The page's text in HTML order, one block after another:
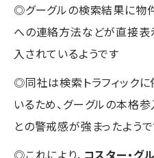
◎グーグルの検索結果に物
への連絡方法などが直接
入されているようです
◎同社は検索トラフィック
いるため、グーグルの本格
との警戒感が強まったよう
◎これにより、 コスター・グ